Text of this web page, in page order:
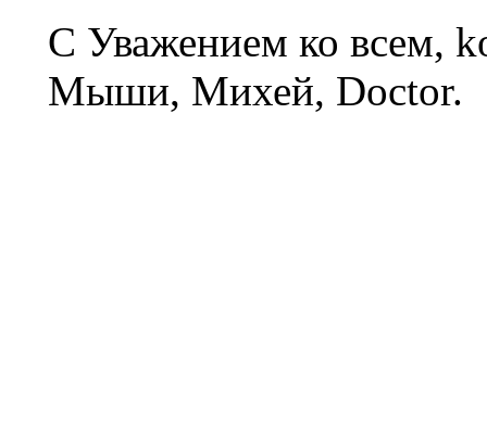
С Уважением ко всем,
Мыши, Михей, Doctor.